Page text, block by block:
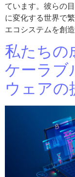
ています。彼らの
に変化する世界で
エコシステムを創
私たちの
ケーラブ
ウェアの